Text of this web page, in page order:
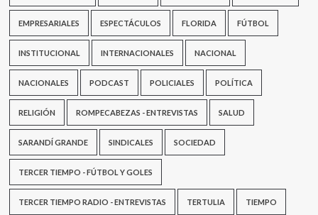
EMPRESARIALES ESPECTÁCULOS FLORIDA FÚTBOL
INSTITUCIONAL INTERNACIONALES NACIONAL
NACIONALES PODCAST POLICIALES POLÍTICA
RELIGIÓN ROMPECABEZAS - ENTREVISTAS SALUD
SARANDÍ GRANDE SINDICALES SOCIEDAD
TERCER TIEMPO - FÚTBOL Y GOLES
TERCER TIEMPO RADIO - ENTREVISTAS TERTULIA TIEMPO